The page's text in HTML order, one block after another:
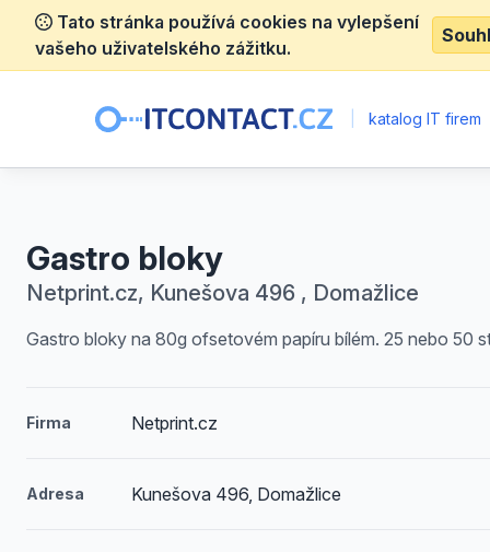
Tato stránka používá cookies na vylepšení
vašeho uživatelského zážitku.
katalog IT firem
Gastro bloky
Netprint.cz, Kunešova 496 , Domažlice
Gastro bloky na 80g ofsetovém papíru bílém. 25 nebo 50
Firma Netprint.cz
Adresa Kunešova 496, Domažlice